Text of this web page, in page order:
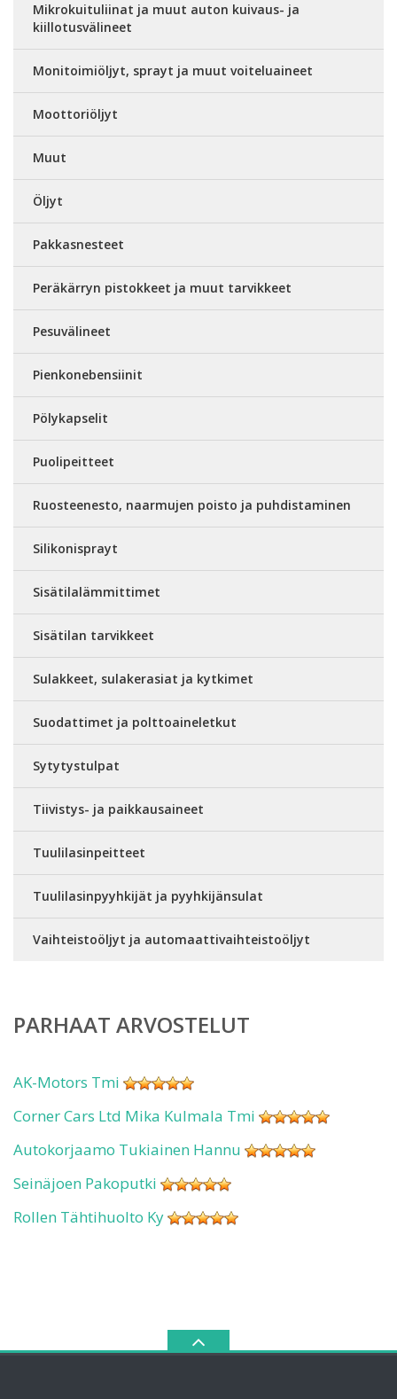
Mikrokuituliinat ja muut auton kuivaus- ja
kiillotusvälineet
Monitoimiöljyt, sprayt ja muut voiteluaineet
Moottoriöljyt
Muut
Öljyt
Pakkasnesteet
Peräkärryn pistokkeet ja muut tarvikkeet
Pesuvälineet
Pienkonebensiinit
Pölykapselit
Puolipeitteet
Ruosteenesto, naarmujen poisto ja puhdistaminen
Silikonisprayt
Sisätilalämmittimet
Sisätilan tarvikkeet
Sulakkeet, sulakerasiat ja kytkimet
Suodattimet ja polttoaineletkut
Sytytystulpat
Tiivistys- ja paikkausaineet
Tuulilasinpeitteet
Tuulilasinpyyhkijät ja pyyhkijänsulat
Vaihteistoöljyt ja automaattivaihteistoöljyt
PARHAAT ARVOSTELUT
AK-Motors Tmi
Corner Cars Ltd Mika Kulmala Tmi
Autokorjaamo Tukiainen Hannu
Seinäjoen Pakoputki
Rollen Tähtihuolto Ky